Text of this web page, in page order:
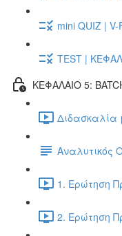
mini QUIZ | V-
TEST |
ΚΕΦΑΛΑΙΟ 5:
Διδασκαλία
Αναλυτικός
1. Ερώτηση
2. Ερώτηση